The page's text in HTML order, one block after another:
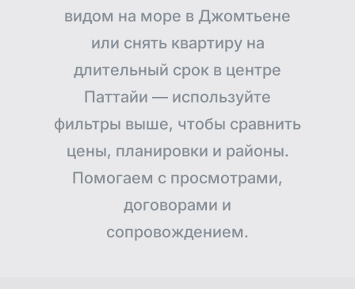
видом на море в Джомтьене
или снять квартиру на
длительный срок в центре
Паттайи — используйте
фильтры выше, чтобы сравнить
цены, планировки и районы.
Помогаем с просмотрами,
договорами и
сопровождением.